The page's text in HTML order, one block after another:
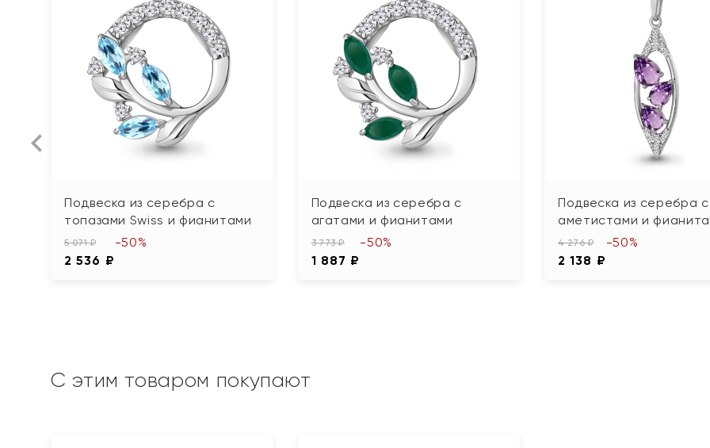
Подвеска из серебра с
топазами Swiss и фианитами
5 071 ₽
2 536 ₽
-50%
Подвеска из серебра с
агатами и фианитами
3 773 ₽
1 887 ₽
-50%
Подвеска из серебра с
аметистами и
4 276 ₽
2 138 ₽
-50%
С этим товаром покупают